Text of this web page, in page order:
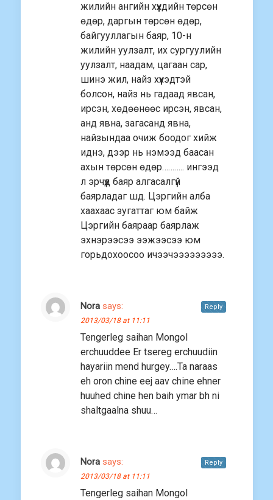
жилийн ангийн хүүхдийн төрсөн
өдөр, даргын төрсөн өдөр,
байгууллагын баяр, 10-н
жилийн уулзалт, их сургуулийн
уулзалт, наадам, цагаан сар,
шинэ жил, найз хүүхэдтэй
болсон, найз нь гадаад явсан,
ирсэн, хөдөөнөөс ирсэн, явсан,
анд явна, загасанд явна,
найзындаа очиж боодог хийж
иднэ, дээр нь нэмээд баасан
ахын төрсөн өдөр……….. ингээд
л эрчүүд баяр алгасалгүй
баярладаг шд. Цэргийн алба
хаахаас зугаттаг юм байж
Цэргийн баяраар баярлаж
эхнэрээсээ ээжээсээ юм
горьдохоосоо ичээчэээээээээ.
Nora says:
2013/03/18 at 11:11
Tengerleg saihan Mongol
erchuuddee Er tsereg erchuudiin
hayariin mend hurgey….Ta naraas
eh oron chine eej aav chine ehner
huuhed chine hen baih ymar bh ni
shaltgaalna shuu…
Reply
Nora says:
2013/03/18 at 11:11
Tengerleg saihan Mongol
Reply